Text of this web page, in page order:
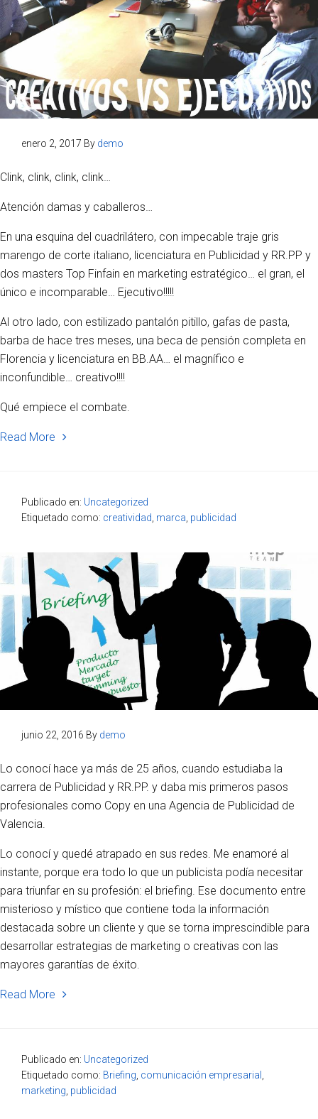
enero 2, 2017 By demo
Clink, clink, clink, clink…
Atención damas y caballeros…
En una esquina del cuadrilátero, con impecable traje gris
marengo de corte italiano, licenciatura en Publicidad y RR.PP y
dos masters Top Finfain en marketing estratégico… el gran, el
único e incomparable… Ejecutivo!!!!!
Al otro lado, con estilizado pantalón pitillo, gafas de pasta,
barba de hace tres meses, una beca de pensión completa en
Florencia y licenciatura en BB.AA… el magnífico e
inconfundible… creativo!!!!
Qué empiece el combate.
Read More
Publicado en: Uncategorized
Etiquetado como: creatividad, marca, publicidad
junio 22, 2016 By demo
Lo conocí hace ya más de 25 años, cuando estudiaba la
carrera de Publicidad y RR.PP. y daba mis primeros pasos
profesionales como Copy en una Agencia de Publicidad de
Valencia.
Lo conocí y quedé atrapado en sus redes. Me enamoré al
instante, porque era todo lo que un publicista podía necesitar
para triunfar en su profesión: el briefing. Ese documento entre
misterioso y místico que contiene toda la información
destacada sobre un cliente y que se torna imprescindible para
desarrollar estrategias de marketing o creativas con las
mayores garantías de éxito.
Read More
Publicado en: Uncategorized
Etiquetado como: Briefing comunicación empresarial
marketing publicidad